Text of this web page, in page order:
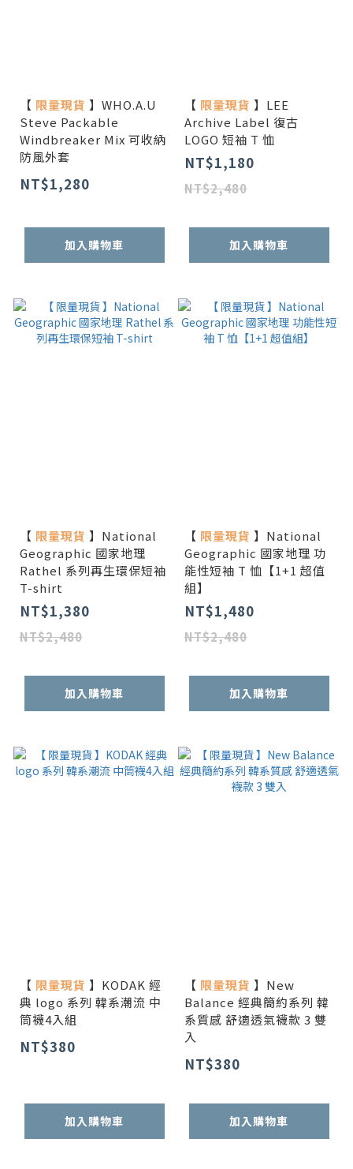
【 限量現貨 】WHO.A.U
Steve Packable
Windbreaker Mix 可收納
防風外套
NT$1,280
加入購物車
【 限量現貨 】LEE
Archive Label 復古
LOGO 短袖 T 恤
NT$1,180
NT$2,480
加入購物車
【 限量現貨 】National
Geographic 國家地理
Rathel 系列再生環保短袖
T-shirt
NT$1,380
NT$2,480
加入購物車
【 限量現貨 】National
Geographic 國家地理 功
能性短袖 T 恤【1+1 超值
組】
NT$1,480
NT$2,480
加入購物車
【 限量現貨 】KODAK 經
典 logo 系列 韓系潮流 中
筒襪4入組
NT$380
加入購物車
【 限量現貨 】New
Balance 經典簡約系列 韓
系質感 舒適透氣襪款 3 雙
入
NT$380
加入購物車